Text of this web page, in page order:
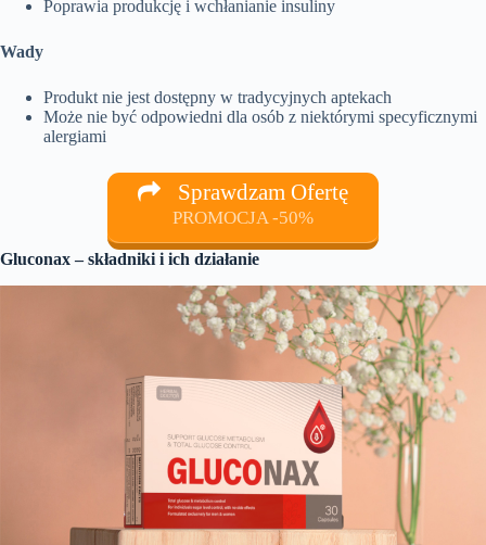
Poprawia produkcję i wchłanianie insuliny
Wady
Produkt nie jest dostępny w tradycyjnych aptekach
Może nie być odpowiedni dla osób z niektórymi specyficznymi
alergiami
Sprawdzam Ofertę
PROMOCJA -50%
Gluconax – składniki i ich działanie